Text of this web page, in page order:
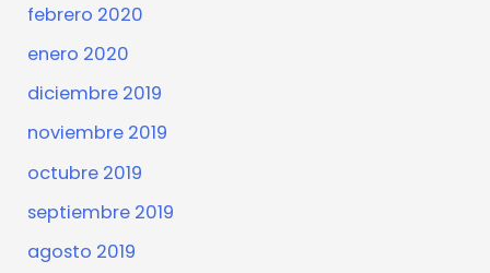
febrero 2020
enero 2020
diciembre 2019
noviembre 2019
octubre 2019
septiembre 2019
agosto 2019